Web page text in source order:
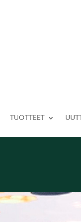
TUOTTEET